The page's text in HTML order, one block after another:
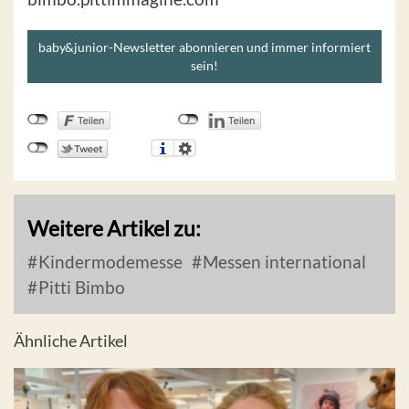
baby&junior-Newsletter abonnieren und immer informiert
sein!
Weitere Artikel zu:
Kindermodemesse
Messen international
Pitti Bimbo
Ähnliche Artikel